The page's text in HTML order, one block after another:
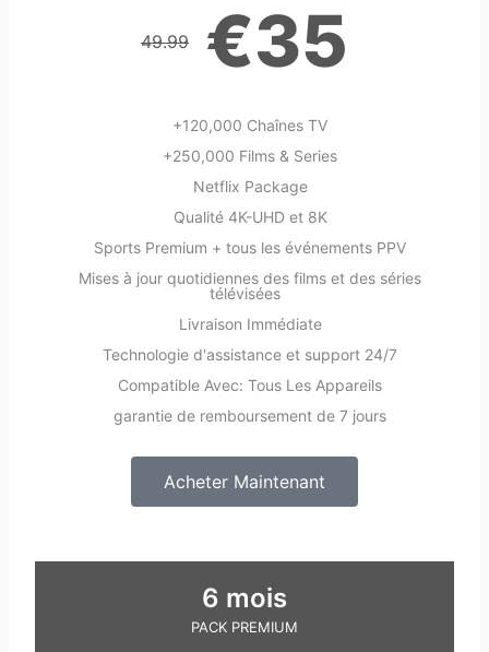
49.99 €35
+120,000 Chaînes TV
+250,000 Films & Series
Netflix Package
Qualité 4K-UHD et 8K
Sports Premium + tous les événements PPV
Mises à jour quotidiennes des films et des séries
télévisées
Livraison Immédiate
Technologie d'assistance et support 24/7
Compatible Avec: Tous Les Appareils
garantie de remboursement de 7 jours
Acheter Maintenant
6 mois
PACK PREMIUM